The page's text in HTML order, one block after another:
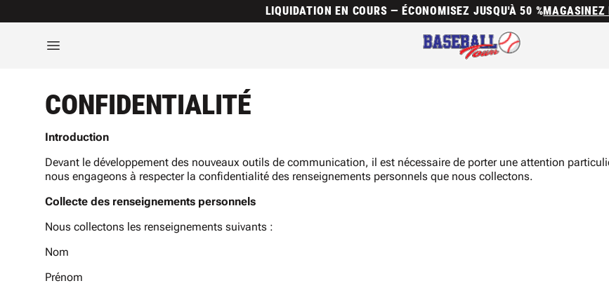
LIQUIDATION EN COURS — ÉCONOMISEZ JUSQU'À 50 %
CONFIDENTIALITÉ
Introduction
Devant le développement des nouveaux outils de communication, il est nécessaire de porter une attention
nous engageons à respecter la confidentialité des renseignements personnels que nous collectons.
Collecte des renseignements personnels
Nous collectons les renseignements suivants :
Nom
Prénom